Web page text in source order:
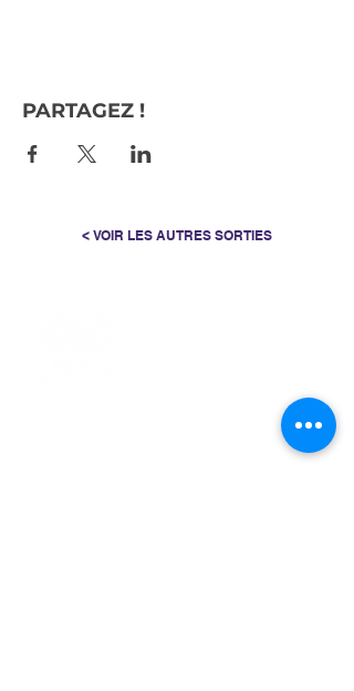
PARTAGEZ !
< VOIR LES AUTRES SORTIES